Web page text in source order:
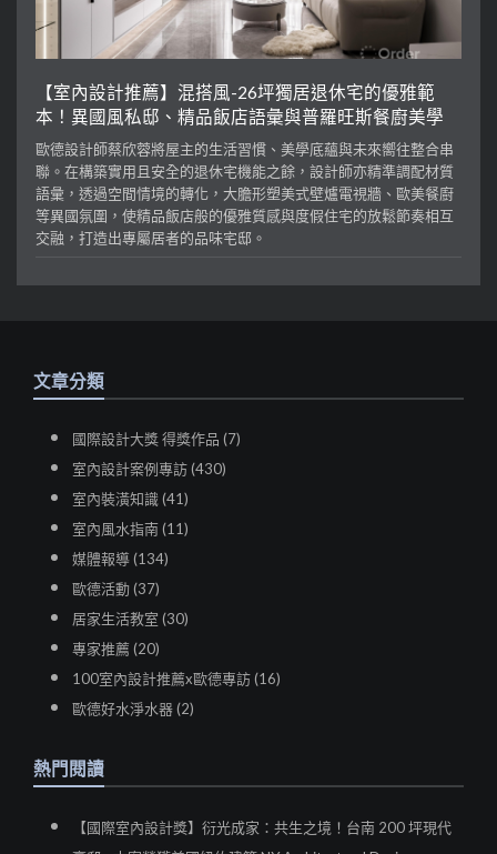
【室內設計推薦】混搭風-26坪獨居退休宅的優雅範
本！異國風私邸、精品飯店語彙與普羅旺斯餐廚美學
歐德設計師蔡欣蓉將屋主的生活習慣、美學底蘊與未來嚮往整合串
聯。在構築實用且安全的退休宅機能之餘，設計師亦精準調配材質
語彙，透過空間情境的轉化，大膽形塑美式壁爐電視牆、歐美餐廚
等異國氛圍，使精品飯店般的優雅質感與度假住宅的放鬆節奏相互
交融，打造出專屬居者的品味宅邸。
文章分類
國際設計大獎 得獎作品 (7)
室內設計案例專訪 (430)
室內裝潢知識 (41)
室內風水指南 (11)
媒體報導 (134)
歐德活動 (37)
居家生活教室 (30)
專家推薦 (20)
100室內設計推薦x歐德專訪 (16)
歐德好水淨水器 (2)
熱門閱讀
【國際室內設計獎】衍光成家：共生之境！台南 200 坪現代